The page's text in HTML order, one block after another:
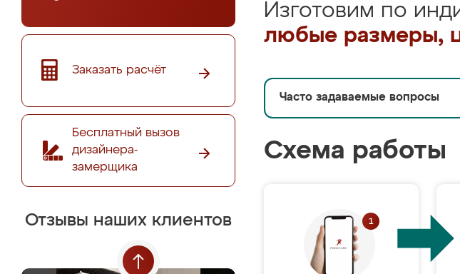
Заказать расчёт
Бесплатный вызов
дизайнера-
замерщика
Отзывы наших клиентов
Изготовим по
любые размеры,
Часто задаваемые вопросы
Схема работы